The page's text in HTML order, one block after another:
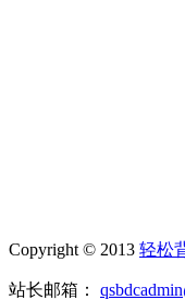
Copyright © 2013 轻松
站长邮箱：